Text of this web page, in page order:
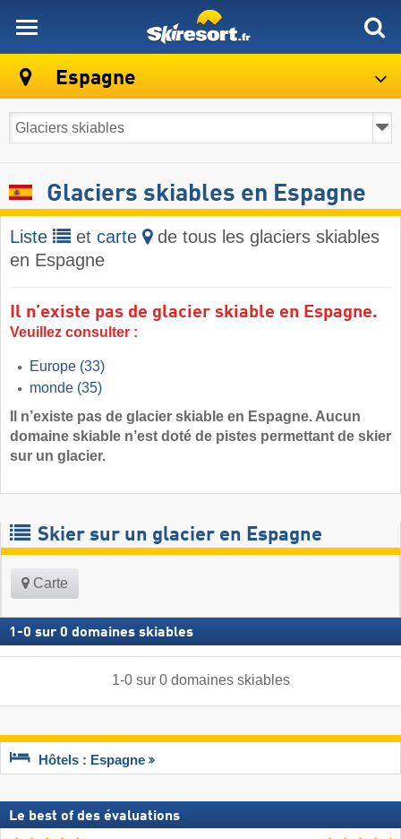
Espagne
Glaciers skiables en Espagne
Liste et carte
de tous les glaciers skiables
en Espagne
Il n’existe pas de glacier skiable en Espagne.
Veuillez consulter :
Europe (33)
monde (35)
Il n’existe pas de glacier skiable en Espagne. Aucun
domaine skiable n’est doté de pistes permettant de skier
sur un glacier.
Skier sur un glacier en Espagne
Carte
1 -0 sur 0 domaines skiables
1-0sur 0 domaines skiables
Hôtels : Espagne
Le best of des évaluations